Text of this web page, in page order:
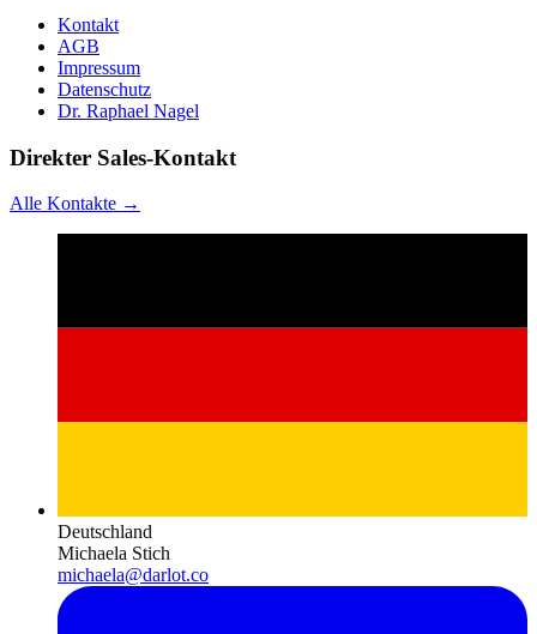
Kontakt
AGB
Impressum
Datenschutz
Dr. Raphael Nagel
Direkter Sales-Kontakt
Alle Kontakte →
Deutschland
Michaela Stich
michaela@darlot.co